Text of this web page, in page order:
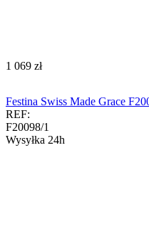
‍1 069‍ zł
Festina Swiss Made Grace
REF:
F20098/1
Wysyłka 24h